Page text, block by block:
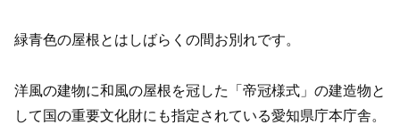
緑青色の屋根とはしばらくの間お別れです。
洋風の建物に和風の屋根を冠した「帝冠様式」の建造物と
して国の重要文化財にも指定されている愛知県庁本庁舎。